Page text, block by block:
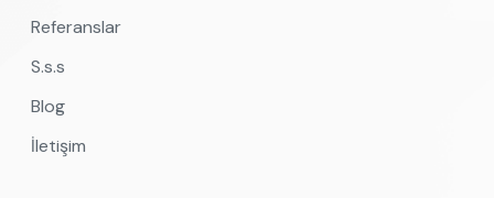
Referanslar
S.s.s
Blog
İletişim